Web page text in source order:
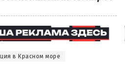
в Красном море